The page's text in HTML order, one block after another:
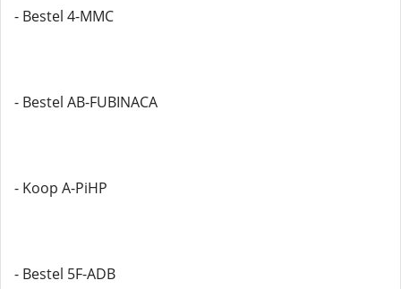
- Bestel 4-MMC
- Bestel AB-FUBINACA
- Koop A-PiHP
- Bestel 5F-ADB